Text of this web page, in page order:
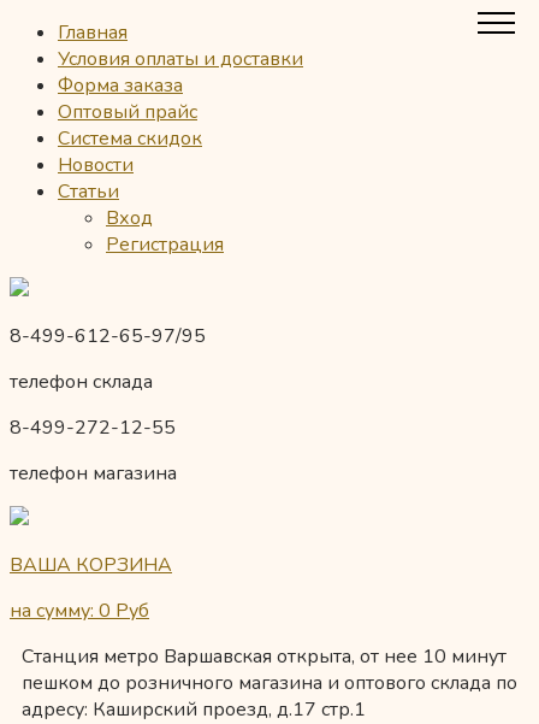
Главная
Условия оплаты и доставки
Форма заказа
Оптовый прайс
Система скидок
Новости
Статьи
Вход
Регистрация
8-499-612-65-97/95
телефон склада
8-499-272-12-55
телефон магазина
ВАША КОРЗИНА
на сумму: 0 Руб
Станция метро Варшавская открыта, от нее 10 минут
пешком до розничного магазина и оптового склада по
адресу: Каширский проезд, д.17 стр.1